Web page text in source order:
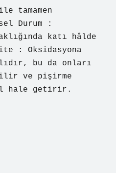
tamamen
Durum :
katı hâlde
: Oksidasyona
bu da onları
ve pişirme
hale getirir.